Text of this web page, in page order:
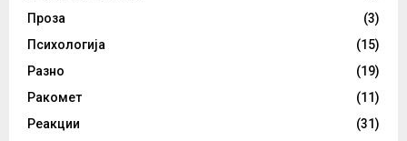
Проза
(3)
Психологија
(15)
Разно
(19)
Ракомет
(11)
Реакции
(31)